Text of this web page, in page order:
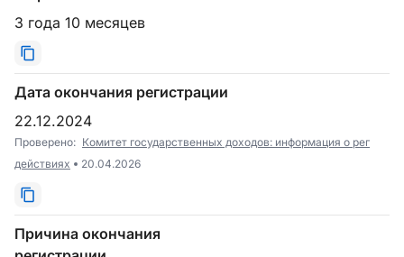
3 года 10 месяцев
Дата окончания регистрации
22.12.2024
Проверено: Комитет государственных доходов: информация о рег
действиях
20.04.2026
Причина окончания